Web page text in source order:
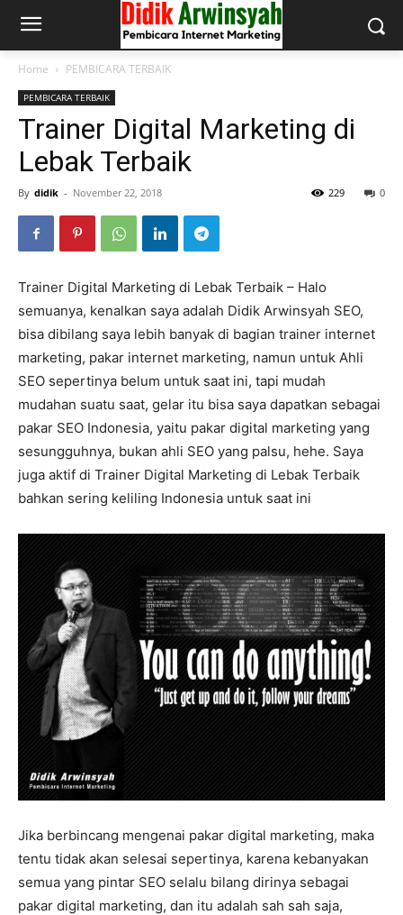
Home PEMBICARA TERBAIK
PEMBICARA TERBAIK
Trainer Digital Marketing di
Lebak Terbaik
By didik - November 22, 2018 0
229
Trainer Digital Marketing di Lebak Terbaik – Halo
semuanya, kenalkan saya adalah Didik Arwinsyah SEO,
bisa dibilang saya lebih banyak di bagian trainer internet
marketing, pakar internet marketing, namun untuk Ahli
SEO sepertinya belum untuk saat ini, tapi mudah
mudahan suatu saat, gelar itu bisa saya dapatkan sebagai
pakar SEO Indonesia, yaitu pakar digital marketing yang
sesungguhnya, bukan ahli SEO yang palsu, hehe. Saya
juga aktif di Trainer Digital Marketing di Lebak Terbaik
bahkan sering keliling Indonesia untuk saat ini
Jika berbincang mengenai pakar digital marketing, maka
tentu tidak akan selesai sepertinya, karena kebanyakan
semua yang pintar SEO selalu bilang dirinya sebagai
pakar digital marketing, dan itu adalah sah sah saja,